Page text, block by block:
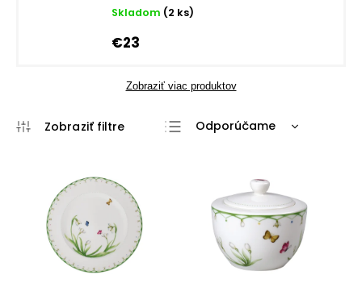
Skladom (2 ks)
€23
Zobraziť viac produktov
Odporúčame
Najdrahšie
Najpredávanejšie
Abecedne